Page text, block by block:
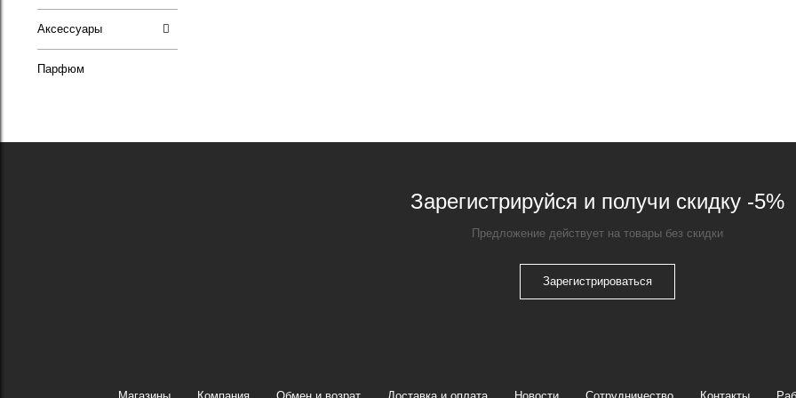
Аксессуары
Парфюм
Зарегистрируйся и получи скидку -5%
Предложение действует на товары без скидки
Зарегистрироваться